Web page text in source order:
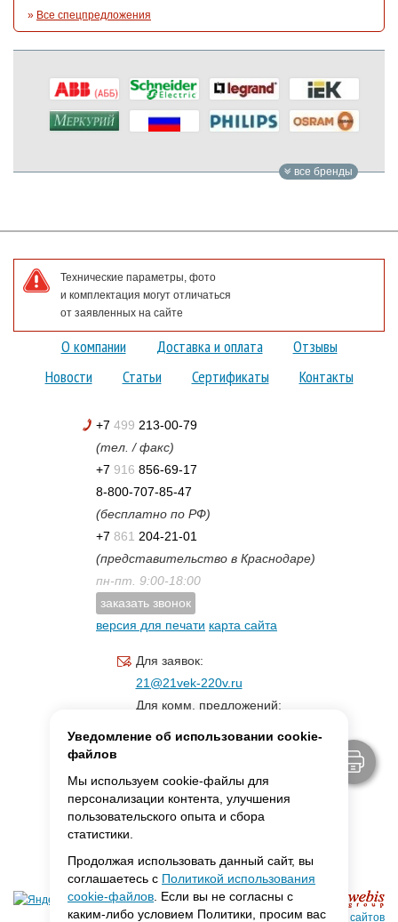
» Все спецпредложения
все бренды
Технические параметры, фото
и комплектация могут отличаться
от заявленных на сайте
О компании Доставка и оплата
Отзывы
Новости
Статьи Сертификаты Контакты
+7 499 213-00-79
(тел. / факс)
+7 916 856-69-17
8-800-707-85-47
(бесплатно по РФ)
+7 861 204-21-01
(представительство в Краснодаре)
пн-пт. 9:00-18:00
заказать звонок
версия для печати карта сайта
Для заявок:
21@21vek-220v.ru
Для комм. предложений:
Создание сайтов
Уведомление об использовании cookie-
файлов
Мы используем cookie-файлы для
персонализации контента, улучшения
пользовательского опыта и сбора
статистики.
Продолжая использовать данный сайт, вы
соглашаетесь с Политикой использования
cookie-файлов . Если вы не согласны с
каким-либо условием Политики, просим вас